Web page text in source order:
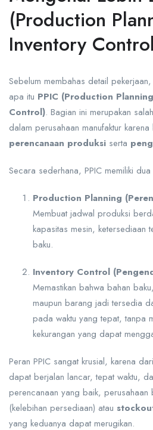
(Production
Inventory
Sebelum membahas detail
apa itu PPIC (Production
Control). Bagian ini merupakan
dalam perusahaan manufaktur
perencanaan produksi serta
Secara sederhana, PPIC memiliki
Production Planning
Membuat jadwal produksi
kapasitas mesin, ketersediaan
baku.
Inventory Control
Memastikan bahwa bahan
maupun barang jadi tersedia
pada waktu yang tepat, tanpa
kekurangan yang dapat
Peran PPIC sangat krusial, karena
dapat berjalan lancar, tepat waktu,
perencanaan yang baik, perusahaan
(kelebihan persediaan) atau
yang keduanya dapat merugikan.